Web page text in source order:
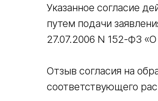
Указанное согласие
путем подачи
27.07.2006 N 152-ФЗ
Отзыв согласия на
соответствующего